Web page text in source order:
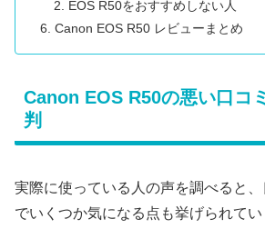
EOS R50をおすすめしない人
Canon EOS R50 レビューまとめ
Canon EOS R50の悪い口コ
判
実際に使っている人の声を調べると
でいくつか気になる点も挙げられて